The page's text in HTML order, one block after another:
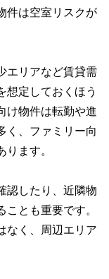
件は空室リスクが
エリアなど賃貸需
想定しておくほう
け物件は転勤や進
く、ファミリー向
ます。
認したり、近隣物
とも重要です。
なく、周辺エリア